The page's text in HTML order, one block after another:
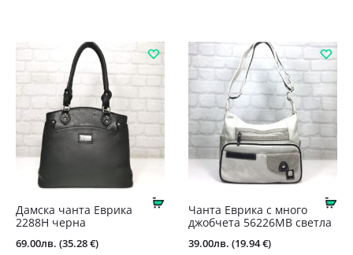
Купи
Дамска чанта Еврика
2288Н черна
69.00лв. (35.28 €)
Чанта Еврика с много
джобчета 56226MB светла
39.00лв. (19.94 €)